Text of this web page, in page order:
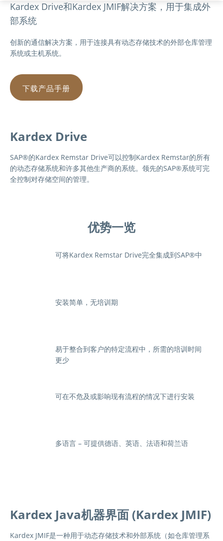
Kardex Drive和Kardex JMIF解决方案，用于集成外
部系统
创新的通信解决方案，用于连接具有动态存储技术的外部仓库管理
系统或主机系统。
下载产品手册
Kardex Drive
SAP®的Kardex Remstar Drive可以控制Kardex Remstar的所有
的动态存储系统和许多其他生产商的系统。领先的SAP®系统可完
全控制对存储空间的管理。
优势一览
可将Kardex Remstar Drive完全集成到SAP®中
安装简单，无培训期
易于整合到客户的特定流程中，所需的培训时间
更少
可在不危及或影响现有流程的情况下进行安装
多语言 – 可提供德语、英语、法语和荷兰语
Kardex Java机器界面 (Kardex JMIF)
Kardex JMIF是一种用于动态存储技术和外部系统（如仓库管理系